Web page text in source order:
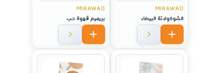
MIRAWAD
الشوكولاتة البيضاء
MIRAWAD
بريميم قهوة حب